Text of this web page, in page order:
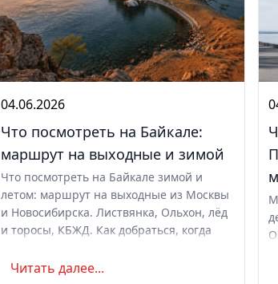
04.06.2026
Что посмотреть на Байкале:
маршрут на выходные и зимой
Что посмотреть на Байкале зимой и
летом: маршрут на выходные из Москвы
и Новосибирска. Листвянка, Ольхон, лёд
и торосы, КБЖД. Как добраться, когда
Читать далее...